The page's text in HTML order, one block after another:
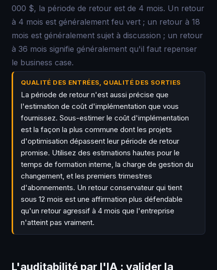
000 $, la période de retour est de 4 mois. Un retour
à 4 mois est généralement feu vert ; un retour à 18
mois est généralement sujet à discussion ; un retour
à 36 mois signifie généralement qu'il faut repenser
le business case.
QUALITÉ DES ENTRÉES, QUALITÉ DES SORTIES
La période de retour n'est aussi précise que
l'estimation de coût d'implémentation que vous
fournissez. Sous-estimer le coût d'implémentation
est la façon la plus commune dont les projets
d'optimisation dépassent leur période de retour
promise. Utilisez des estimations hautes pour le
temps de formation interne, la charge de gestion du
changement, et les premiers trimestres
d'abonnements. Un retour conservateur qui tient
sous 12 mois est une affirmation plus défendable
qu'un retour agressif à 4 mois que l'entreprise
n'atteint pas vraiment.
L'auditabilité par l'IA : valider la